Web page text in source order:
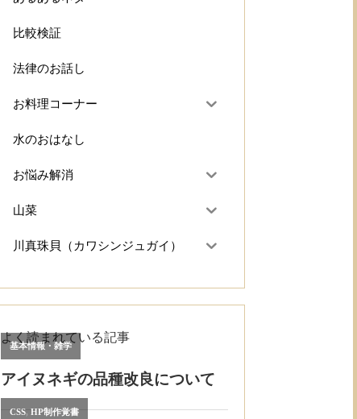
比較検証
法律のお話し
お料理コーナー
水のおはなし
お悩み解消
山菜
川真珠貝（カワシンジュガイ）
よく読まれている記事